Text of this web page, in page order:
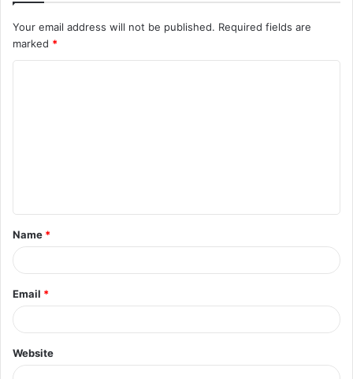
Your email address will not be published. Required fields are
marked *
Name *
Email *
Website